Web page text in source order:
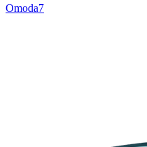
Omoda7